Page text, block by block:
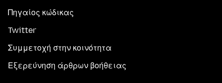
Πηγαίος κώδικας
Twitter
Συμμετοχή στην κοινότητα
Εξερεύνηση άρθρων βοήθειας